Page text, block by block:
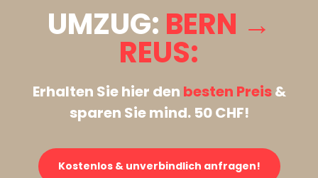
UMZUG: BERN →
REUS:
Erhalten Sie hier den besten Preis&
sparen Sie mind. 50 CHF!
Kostenlos & unverbindlich anfragen!